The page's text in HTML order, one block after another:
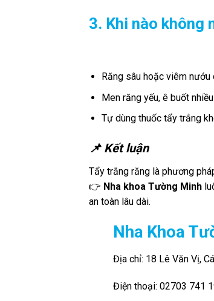
3. Khi nào không
Răng sâu hoặc viêm
Men răng yếu, ê buốt nhiều
Tự dùng thuốc tẩy trắng
📌 Kết luận
Tẩy trắng răng là phương
👉 Nha khoa Tường Minh
an toàn lâu dài.
Nha Khoa
Địa chỉ: 18 Lê Văn Vị,
Điện thoại: 02703 741